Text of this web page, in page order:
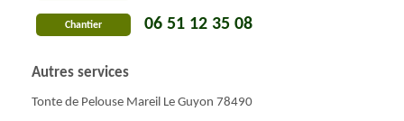
Chantier 06 51 12 35 08
Autres services
Tonte de Pelouse Mareil Le Guyon 78490